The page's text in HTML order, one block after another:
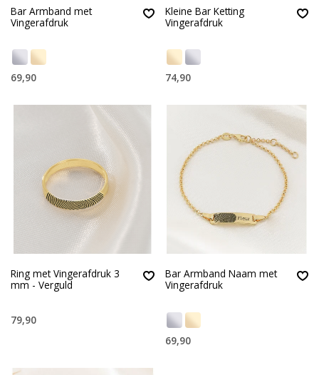
Bar Armband met
Vingerafdruk
69,90
Kleine Bar Ketting
Vingerafdruk
74,90
Ring met Vingerafdruk 3
mm - Verguld
79,90
Bar Armband Naam met
Vingerafdruk
69,90